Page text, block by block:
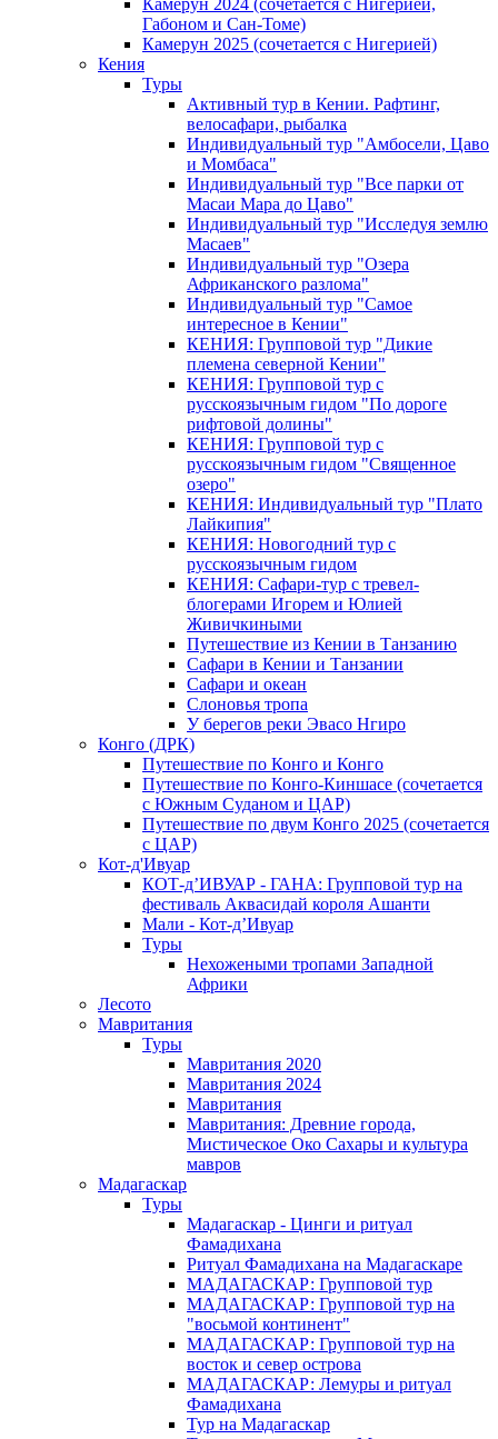
Камерун 2024 (сочетается с Нигерией,
Габоном и Сан-Томе)
Камерун 2025 (сочетается с Нигерией)
Кения
Туры
Активный тур в Кении. Рафтинг,
велосафари, рыбалка
Индивидуальный тур "Амбосели, Цаво
и Момбаса"
Индивидуальный тур "Все парки от
Масаи Мара до Цаво"
Индивидуальный тур "Исследуя землю
Масаев"
Индивидуальный тур "Озера
Африканского разлома"
Индивидуальный тур "Самое
интересное в Кении"
КЕНИЯ: Групповой тур "Дикие
племена северной Кении"
КЕНИЯ: Групповой тур с
русскоязычным гидом "По дороге
рифтовой долины"
КЕНИЯ: Групповой тур с
русскоязычным гидом "Священное
озеро"
КЕНИЯ: Индивидуальный тур "Плато
Лайкипия"
КЕНИЯ: Новогодний тур с
русскоязычным гидом
КЕНИЯ: Сафари-тур с тревел-
блогерами Игорем и Юлией
Живичкиными
Путешествие из Кении в Танзанию
Сафари в Кении и Танзании
Сафари и океан
Слоновья тропа
У берегов реки Эвасо Нгиро
Конго (ДРК)
Путешествие по Конго и Конго
Путешествие по Конго-Киншасе (сочетается
с Южным Суданом и ЦАР)
Путешествие по двум Конго 2025 (сочетается
с ЦАР)
Кот-д'Ивуар
КОТ-д’ИВУАР - ГАНА: Групповой тур на
фестиваль Аквасидай короля Ашанти
Мали - Кот-д’Ивуар
Туры
Нехожеными тропами Западной
Африки
Лесото
Мавритания
Туры
Мавритания 2020
Мавритания 2024
Мавритания
Мавритания: Древние города,
Мистическое Око Сахары и культура
мавров
Мадагаскар
Туры
Мадагаскар - Цинги и ритуал
Фамадихана
Ритуал Фамадихана на Мадагаскаре
МАДАГАСКАР: Групповой тур
МАДАГАСКАР: Групповой тур на
"восьмой континент"
МАДАГАСКАР: Групповой тур на
восток и север острова
МАДАГАСКАР: Лемуры и ритуал
Фамадихана
Тур на Мадагаскар